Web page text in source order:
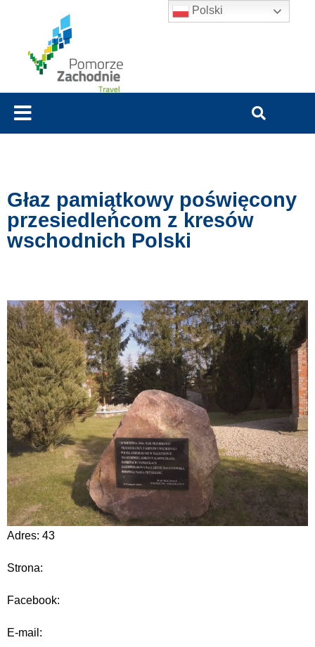
Głaz pamiątkowy poświęcony
przesiedleńcom z kresów
wschodnich Polski
Adres: 43
Strona:
Facebook:
E-mail:
Polski